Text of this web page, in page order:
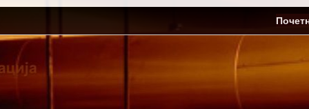
Skip
content